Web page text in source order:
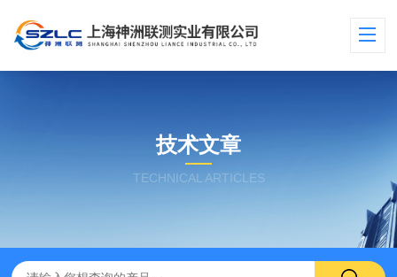
技术文章
TECHNICAL ARTICLES